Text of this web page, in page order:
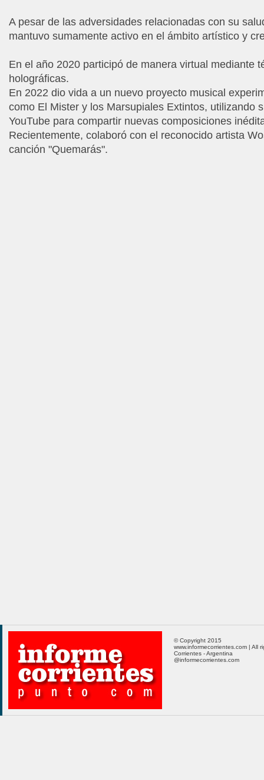
A pesar de las adversidades relacionadas con su
mantuvo sumamente activo en el ámbito artístico y
En el año 2020 participó de manera virtual mediante
holográficas.
En 2022 dio vida a un nuevo proyecto musical
como El Mister y los Marsupiales Extintos, utilizando
YouTube para compartir nuevas composiciones
Recientemente, colaboró con el reconocido artista
canción "Quemarás".
© Copyright 2015
www.informecorrientes.com | All
Corrientes - Argentina
@informecorrientes.com